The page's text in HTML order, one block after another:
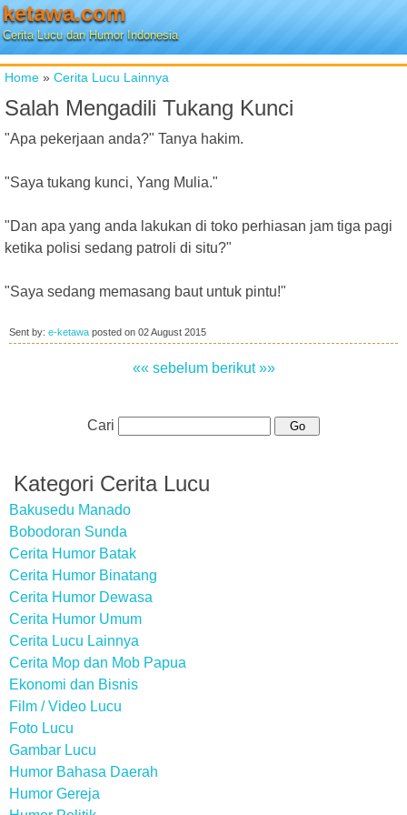
ketawa.com
Cerita Lucu dan Humor Indonesia
Home » Cerita Lucu Lainnya
Salah Mengadili Tukang Kunci
"Apa pekerjaan anda?" Tanya hakim.
"Saya tukang kunci, Yang Mulia."
"Dan apa yang anda lakukan di toko perhiasan jam tiga pagi
ketika polisi sedang patroli di situ?"
"Saya sedang memasang baut untuk pintu!"
Sent by: e-ketawa posted on 02 August 2015
«« sebelum berikut »»
Cari
Kategori Cerita Lucu
Bakusedu Manado
Bobodoran Sunda
Cerita Humor Batak
Cerita Humor Binatang
Cerita Humor Dewasa
Cerita Humor Umum
Cerita Lucu Lainnya
Cerita Mop dan Mob Papua
Ekonomi dan Bisnis
Film / Video Lucu
Foto Lucu
Gambar Lucu
Humor Bahasa Daerah
Humor Gereja